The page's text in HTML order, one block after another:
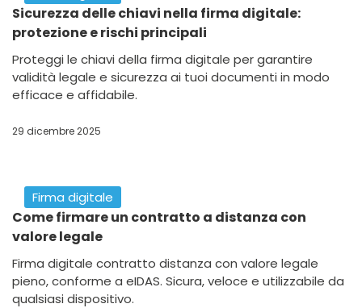
Sicurezza delle chiavi nella firma digitale:
protezione e rischi principali
Proteggi le chiavi della firma digitale per garantire
validità legale e sicurezza ai tuoi documenti in modo
efficace e affidabile.
29 dicembre 2025
Firma digitale
Come firmare un contratto a distanza con
valore legale
Firma digitale contratto distanza con valore legale
pieno, conforme a eIDAS. Sicura, veloce e utilizzabile da
qualsiasi dispositivo.